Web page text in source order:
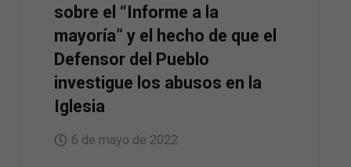
sobre el “Informe a la
mayoría” y el hecho de que el
Defensor del Pueblo
investigue los abusos en la
Iglesia
6 de mayo de 2022